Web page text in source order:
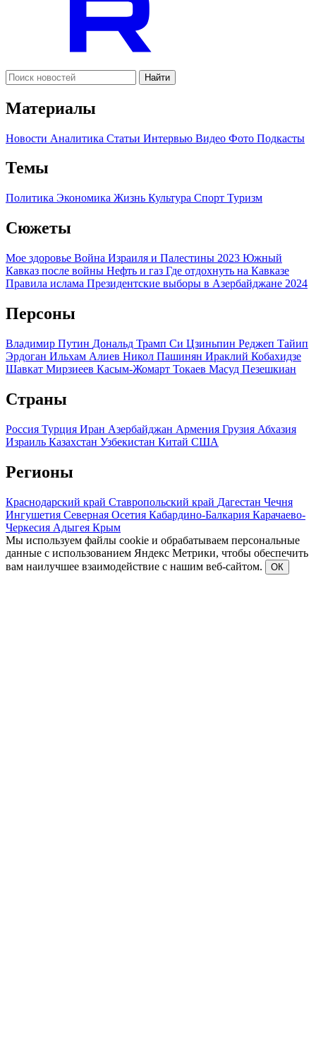
Найти
Материалы
Новости Аналитика Статьи Интервью Видео Фото Подкасты
Темы
Политика Экономика Жизнь Культура Спорт Туризм
Сюжеты
Мое здоровье Война Израиля и Палестины 2023 Южный
Кавказ после войны Нефть и газ Где отдохнуть на Кавказе
Правила ислама Президентские выборы в Азербайджане 2024
Персоны
Владимир Путин Дональд Трамп Си Цзиньпин Реджеп Тайип
Эрдоган Ильхам Алиев Никол Пашинян Ираклий Кобахидзе
Шавкат Мирзиеев Касым-Жомарт Токаев Масуд Пезешкиан
Страны
Россия Турция Иран Азербайджан Армения Грузия Абхазия
Израиль Казахстан Узбекистан Китай США
Регионы
Краснодарский край Ставропольский край Дагестан Чечня
Ингушетия Северная Осетия Кабардино-Балкария Карачаево-
Черкесия Адыгея Крым
Мы используем файлы cookie и обрабатываем персональные
данные с использованием Яндекс Метрики, чтобы обеспечить
вам наилучшее взаимодействие с нашим веб-сайтом.
ОК